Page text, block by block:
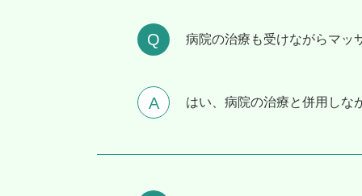
病院の治療も受けながらマッ
はい、病院の治療と併用しな